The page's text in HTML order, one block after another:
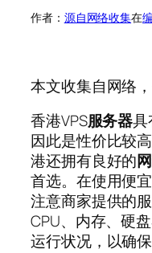
作者： 源自网络收集在
本文收集自网络
香港VPS服务器具
因此是性价比较
港还拥有良好的
首选。在使用便
注意商家提供的
CPU、内存、硬
运行状况，以确